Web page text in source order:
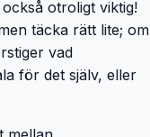
otroligt viktig!
täcka rätt lite; om
vad
för det själv, eller